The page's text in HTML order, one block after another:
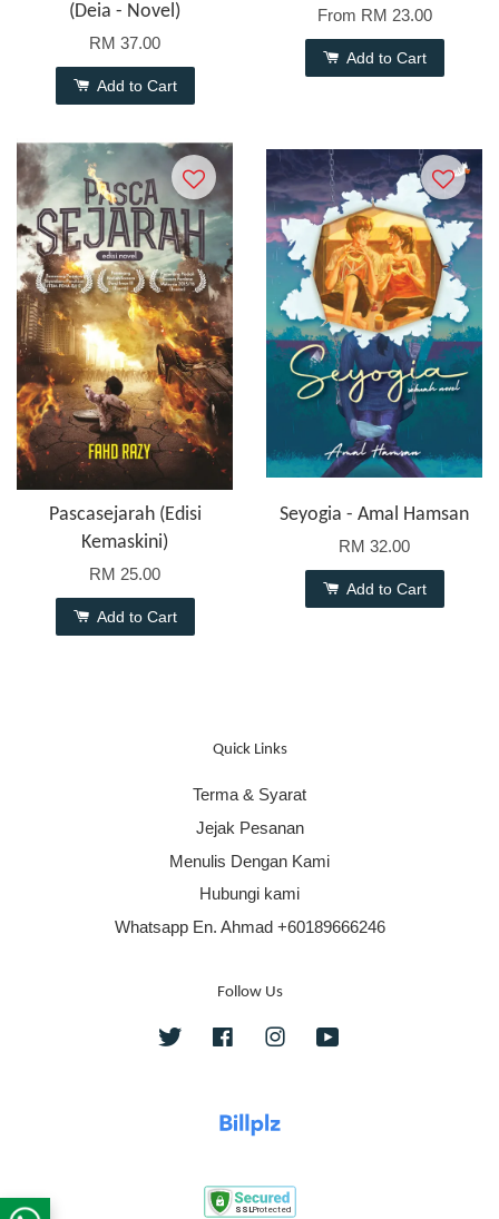
(Deia - Novel)
RM 37.00
Add to Cart
From RM 23.00
Add to Cart
Pascasejarah (Edisi
Kemaskini)
RM 25.00
Add to Cart
Seyogia - Amal Hamsan
RM 32.00
Add to Cart
Quick Links
Terma & Syarat
Jejak Pesanan
Menulis Dengan Kami
Hubungi kami
Whatsapp En. Ahmad +60189666246
Follow Us
Twitter FacebookInstagram